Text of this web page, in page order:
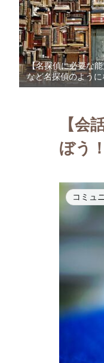
【名探偵に必要な
など名探偵のよう
【会
ぼう！
コミュ